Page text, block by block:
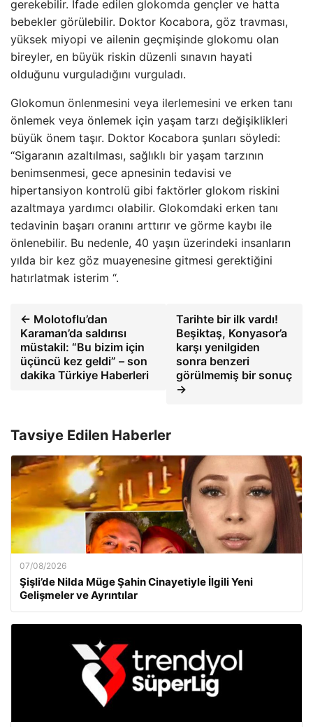
gerekebilir. İfade edilen glokomda gençler ve hatta
bebekler görülebilir. Doktor Kocabora, göz travması,
yüksek miyopi ve ailenin geçmişinde glokomu olan
bireyler, en büyük riskin düzenli sınavın hayati
olduğunu vurguladığını vurguladı.
Glokomun önlenmesini veya ilerlemesini ve erken tanı
önlemek veya önlemek için yaşam tarzı değişiklikleri
büyük önem taşır. Doktor Kocabora şunları söyledi:
“Sigaranın azaltılması, sağlıklı bir yaşam tarzının
benimsenmesi, gece apnesinin tedavisi ve
hipertansiyon kontrolü gibi faktörler glokom riskini
azaltmaya yardımcı olabilir. Glokomdaki erken tanı
tedavinin başarı oranını arttırır ve görme kaybı ile
önlenebilir. Bu nedenle, 40 yaşın üzerindeki insanların
yılda bir kez göz muayenesine gitmesi gerektiğini
hatırlatmak isterim “.
← Molotoflu’dan
Karaman’da saldırısı
müstakil: “Bu bizim için
üçüncü kez geldi” – son
dakika Türkiye Haberleri
Tarihte bir ilk vardı!
Beşiktaş, Konyasor’a
karşı yenilgiden
sonra benzeri
görülmemiş bir sonuç
→
Tavsiye Edilen Haberler
07/08/2026
Şişli’de Nilda Müge Şahin Cinayetiyle İlgili Yeni
Gelişmeler ve Ayrıntılar